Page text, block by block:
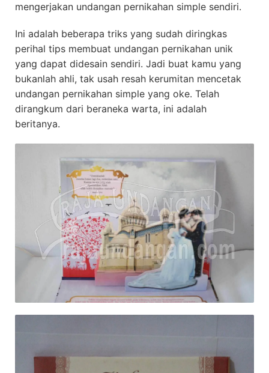
mengerjakan undangan pernikahan simple sendiri.
Ini adalah beberapa triks yang sudah diringkas
perihal tips membuat undangan pernikahan unik
yang dapat didesain sendiri. Jadi buat kamu yang
bukanlah ahli, tak usah resah kerumitan mencetak
undangan pernikahan simple yang oke. Telah
dirangkum dari beraneka warta, ini adalah
beritanya.